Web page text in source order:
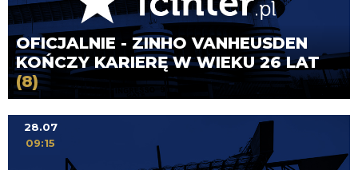
OFICJALNIE - ZINHO VANHEUSDEN
KOŃCZY KARIERĘ W WIEKU 26 LAT
(8)
28.07
09:15